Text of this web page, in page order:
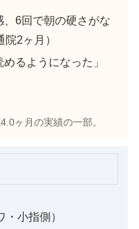
、6回で朝の硬さがな
2ヶ月）
るようになった」
ヶ月の実績の一部。
・小指側）